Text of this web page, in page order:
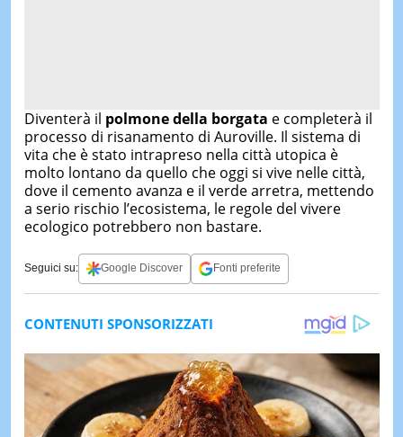
Diventerà il polmone della borgata e completerà il
processo di risanamento di Auroville. Il sistema di
vita che è stato intrapreso nella città utopica è
molto lontano da quello che oggi si vive nelle città,
dove il cemento avanza e il verde arretra, mettendo
a serio rischio l’ecosistema, le regole del vivere
ecologico potrebbero non bastare.
Seguici su: Google Discover Fonti preferite